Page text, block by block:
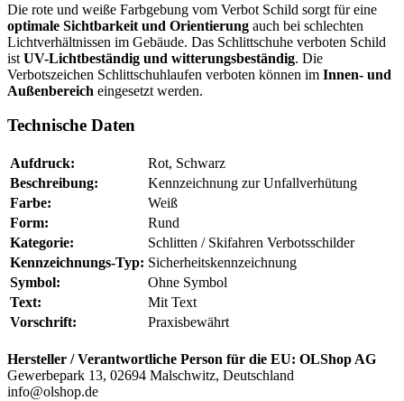
Die rote und weiße Farbgebung vom Verbot Schild sorgt für eine
optimale Sichtbarkeit und Orientierung auch bei schlechten
Lichtverhältnissen im Gebäude. Das Schlittschuhe verboten Schild
ist UV-Lichtbeständig und witterungsbeständig. Die
Verbotszeichen Schlittschuhlaufen verboten können im Innen- und
Außenbereich eingesetzt werden.
Technische Daten
Aufdruck:
Rot, Schwarz
Beschreibung:
Kennzeichnung zur Unfallverhütung
Farbe:
Weiß
Form:
Rund
Kategorie:
Schlitten / Skifahren Verbotsschilder
Kennzeichnungs-Typ: Sicherheitskennzeichnung
Symbol:
Ohne Symbol
Text:
Mit Text
Vorschrift:
Praxisbewährt
Hersteller / Verantwortliche Person für die EU: OLShop AG
Gewerbepark 13, 02694 Malschwitz, Deutschland
info@olshop.de